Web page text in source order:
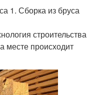
1. Сборка из бруса
строительства
месте происходит